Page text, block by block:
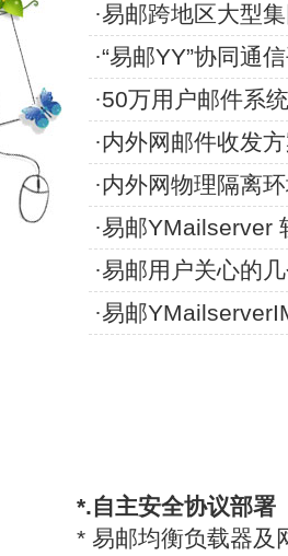
·易邮跨地区大型
·“易邮YY”协同通
·50万用户邮件系
·内外网邮件收发
·内外网物理隔离
·易邮YMailserver
·易邮用户关心的
·易邮
*.自主安全协议部署
* 易邮均衡负载器及